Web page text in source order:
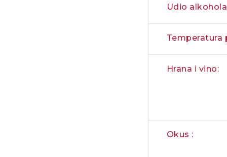
Udio
Temperatura
Hrana i vino:
Okus :